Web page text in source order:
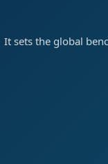
It sets the global